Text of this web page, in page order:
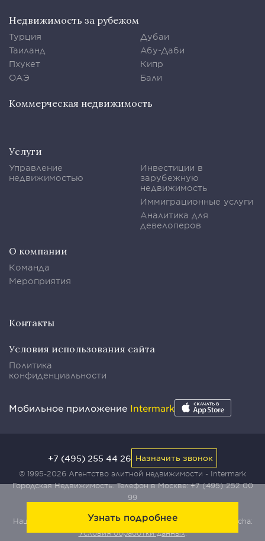
Узнать подробнее
Недвижимость за рубежом
Турция
Таиланд
Пхукет
ОАЭ
Дубаи
Абу-Даби
Кипр
Бали
Коммерческая недвижимость
Услуги
Управление
недвижимостью
Инвестиции в
зарубежную
недвижимость
Иммиграционные услуги
Аналитика для
девелоперов
О компании
Команда
Мероприятия
Контакты
Условия использования сайта
Политика
конфиденциальности
Мобильное приложение Intermark
© 1995-2026 Агентство элитной недвижимости - Intermark
Городская Недвижимость. Телефон в Москве:+7 (495) 252 00
99
Наш сайт защищен с помощью сервиса Yandex SmartCaptcha:
Условия обработки данных.
+7 (495) 255 44 26 Назначить звонок